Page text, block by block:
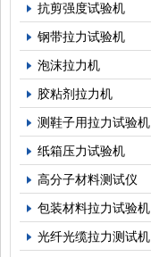
抗剪强度试验机
钢带拉力试验机
泡沫拉力机
胶粘剂拉力机
测鞋子用拉力试验机
纸箱压力试验机
高分子材料测试仪
包装材料拉力试验机
光纤光缆拉力测试机